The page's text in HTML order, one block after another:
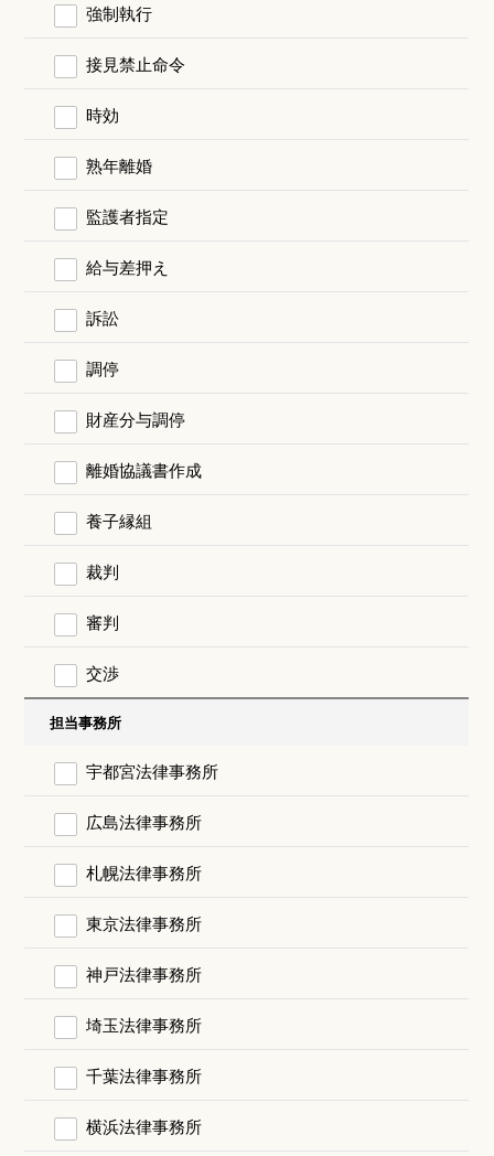
強制執行
接見禁止命令
時効
熟年離婚
監護者指定
給与差押え
訴訟
調停
財産分与調停
離婚協議書作成
養子縁組
裁判
審判
交渉
担当事務所
宇都宮法律事務所
広島法律事務所
札幌法律事務所
東京法律事務所
神戸法律事務所
埼玉法律事務所
千葉法律事務所
横浜法律事務所